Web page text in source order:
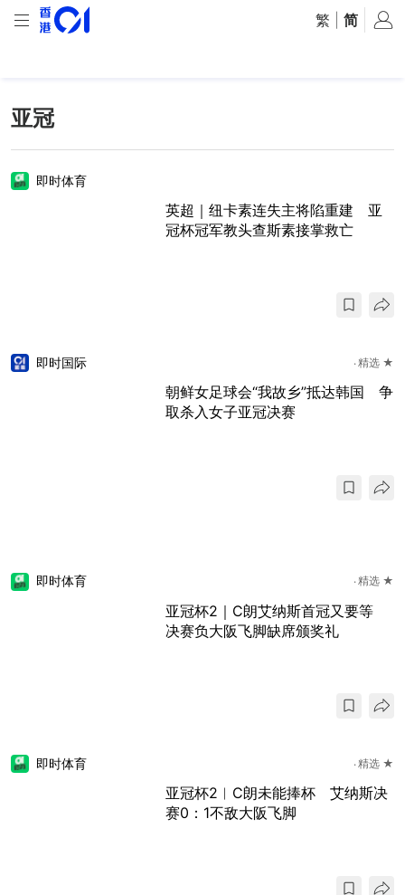
繁 简
亚冠
即时体育
英超｜纽卡素连失主将陷重建 亚
冠杯冠军教头查斯素接掌救亡
即时国际 精选 ★
朝鲜女足球会“我故乡”抵达韩国 争
取杀入女子亚冠决赛
即时体育 精选 ★
亚冠杯2｜C朗艾纳斯首冠又要等
决赛负大阪飞脚缺席颁奖礼
即时体育 精选 ★
亚冠杯2︱C朗未能捧杯 艾纳斯决
赛0：1不敌大阪飞脚